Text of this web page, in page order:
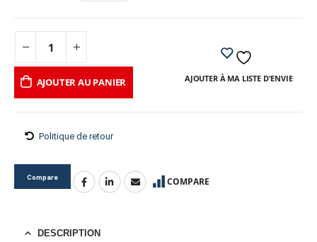
AJOUTER AU PANIER AJOUTER À MA LISTE D'ENVIE
Politique de retour
Compare COMPARE
DESCRIPTION